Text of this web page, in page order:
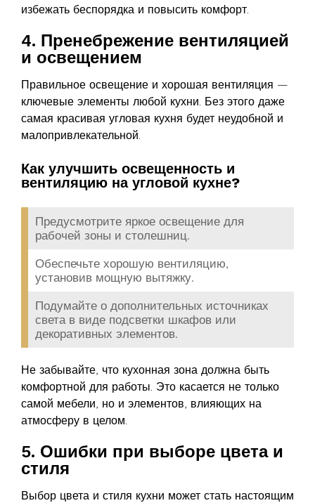
избежать беспорядка и повысить комфорт.
4. Пренебрежение вентиляцией
и освещением
Правильное освещение и хорошая вентиляция —
ключевые элементы любой кухни. Без этого даже
самая красивая угловая кухня будет неудобной и
малопривлекательной.
Как улучшить освещенность и
вентиляцию на угловой кухне?
Предусмотрите яркое освещение для
рабочей зоны и столешниц.
Обеспечьте хорошую вентиляцию,
установив мощную вытяжку.
Подумайте о дополнительных источниках
света в виде подсветки шкафов или
декоративных элементов.
Не забывайте, что кухонная зона должна быть
комфортной для работы. Это касается не только
самой мебели, но и элементов, влияющих на
атмосферу в целом.
5. Ошибки при выборе цвета и
стиля
Выбор цвета и стиля кухни может стать настоящим